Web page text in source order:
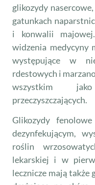
glikozydy
gatunkach
i konwalii
widzenia medycyny
występujące w
rdestowych i
wszystkim
przeczyszczających.
Glikozydy
dezynfekującym,
roślin
lekarskiej i w
lecznicze mają także